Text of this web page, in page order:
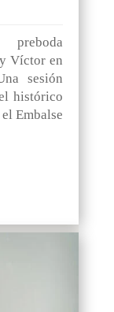
Víctor en
sesión
histórico
Embalse